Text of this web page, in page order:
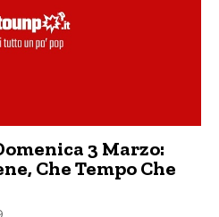
3 Marzo:
Che Tempo Che